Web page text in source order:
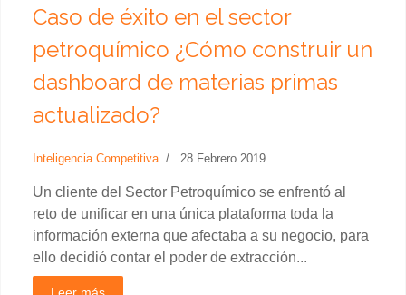
Caso de éxito en el sector
petroquímico ¿Cómo construir un
dashboard de materias primas
actualizado?
Inteligencia Competitiva 28 Febrero 2019
Un cliente del Sector Petroquímico se enfrentó al
reto de unificar en una única plataforma toda la
información externa que afectaba a su negocio, para
ello decidió contar el poder de extracción...